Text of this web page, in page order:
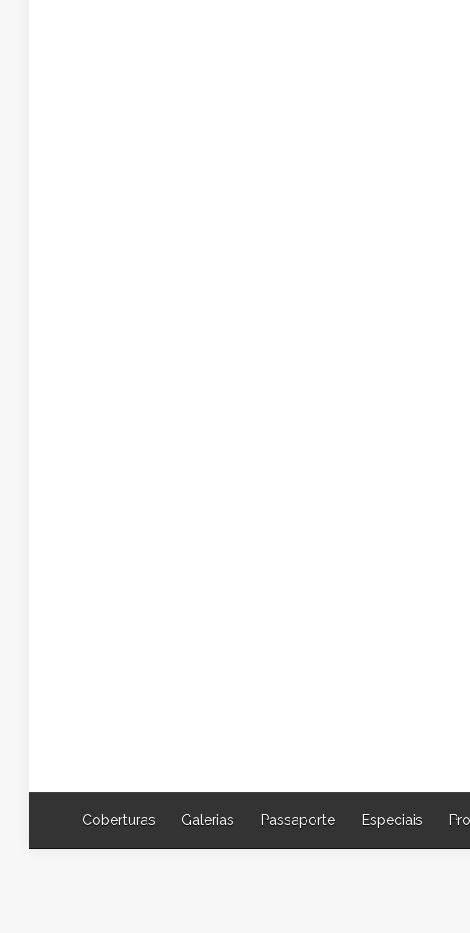
Coberturas Galerias Passaporte Especiais